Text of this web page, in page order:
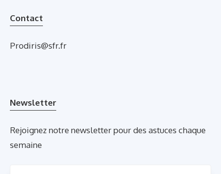
Contact
Prodiris@sfr.fr
Newsletter
Rejoignez notre newsletter pour des astuces chaque
semaine